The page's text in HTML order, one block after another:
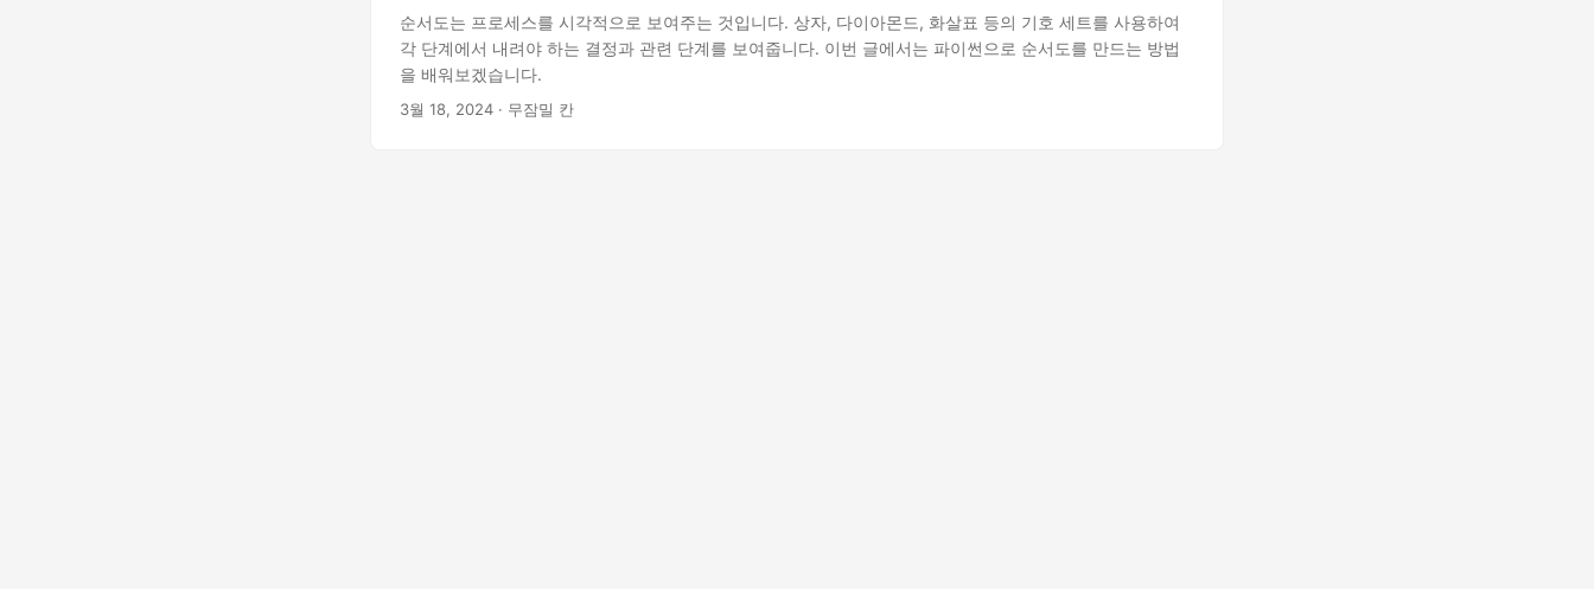
순서도는 프로세스를 시각적으로 보여주는 것입니다. 상자, 다이아몬드, 화살표 등의 기호 세트를 사용하여
각 단계에서 내려야 하는 결정과 관련 단계를 보여줍니다. 이번 글에서는 파이썬으로 순서도를 만드는 방법
을 배워보겠습니다.
3월 18, 2024 · 무잠밀 칸